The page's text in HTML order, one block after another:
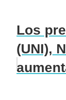
Los
(UNI),